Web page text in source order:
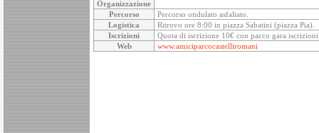
Organizzazione
Percorso
Percorso ondulato asfaltato.
Logistica
Ritrovo ore 8:00 in piazza Sabatini (piazza Pia).
Iscrizioni
Quota di iscrizione 10€ con pacco gara
Web
www.amiciparcocastelliromani